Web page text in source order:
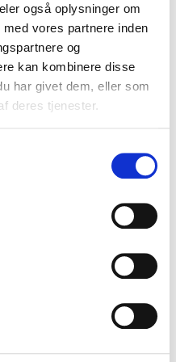
også oplysninger om
vores partnere inden
og
kan kombinere disse
har givet dem, eller som
deres tjenester.